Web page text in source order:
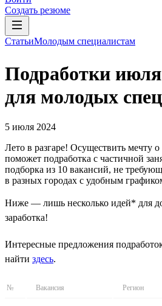
Создать резюме
СтатьиМолодым специалистам
Подработки
для молодых
5 июля 2024
Лето в разгаре! Осуществить мечту
поможет подработка с частичной
подборка из 10 вакансий, не
в разных городах с удобным
Ниже — лишь несколько идей* для
заработка!
Интересные предложения
найти здесь.
№ Вакансия Регион